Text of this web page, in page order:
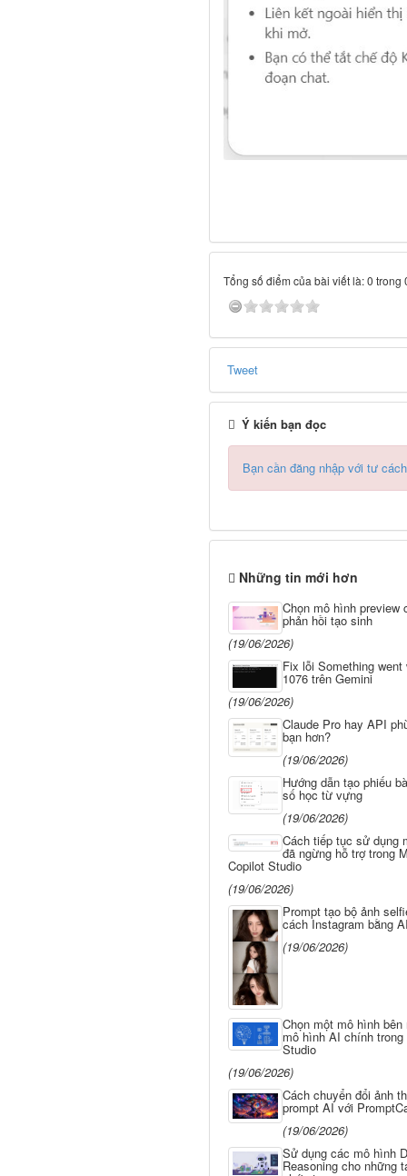
Tổng số điểm của bài viết là: 0 trong
Tweet
Ý kiến bạn đọc
Bạn cần đăng nhập với tư
Những tin mới hơn
Chọn mô hình preview
phản hồi tạo sinh
(19/06/2026)
Fix lỗi Something went
1076 trên Gemini
(19/06/2026)
Claude Pro hay API
bạn hơn?
(19/06/2026)
Hướng dẫn tạo phiếu
số học từ vựng
(19/06/2026)
Cách tiếp tục sử dụng
đã ngừng hỗ trợ trong
Copilot Studio
(19/06/2026)
Prompt tạo bộ ảnh
cách Instagram bằng
(19/06/2026)
Chọn một mô hình bên
mô hình AI chính trong
Studio
(19/06/2026)
Cách chuyển đổi ảnh
prompt AI với
(19/06/2026)
Sử dụng các mô hình
Reasoning cho những